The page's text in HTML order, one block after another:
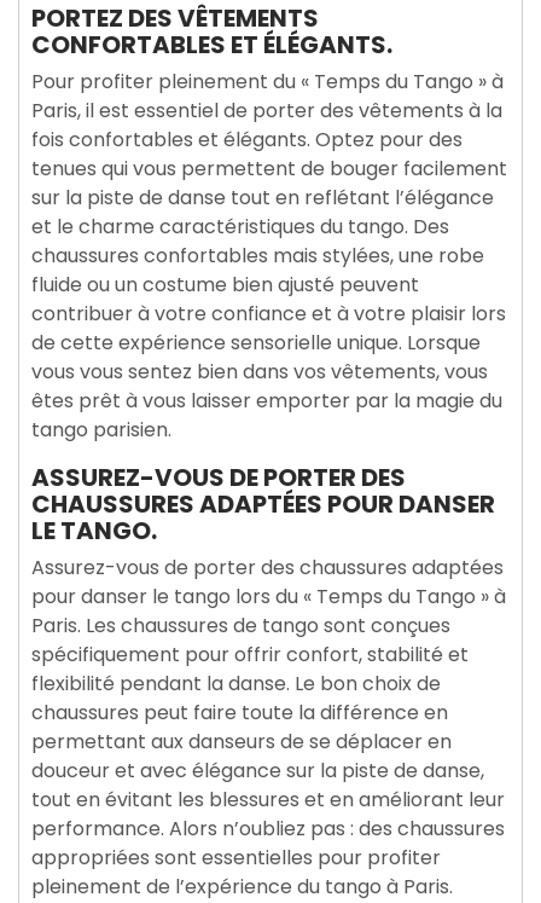
PORTEZ DES VÊTEMENTS
CONFORTABLES ET ÉLÉGANTS.
Pour profiter pleinement du « Temps du Tango » à
Paris, il est essentiel de porter des vêtements à la
fois confortables et élégants. Optez pour des
tenues qui vous permettent de bouger facilement
sur la piste de danse tout en reflétant l’élégance
et le charme caractéristiques du tango. Des
chaussures confortables mais stylées, une robe
fluide ou un costume bien ajusté peuvent
contribuer à votre confiance et à votre plaisir lors
de cette expérience sensorielle unique. Lorsque
vous vous sentez bien dans vos vêtements, vous
êtes prêt à vous laisser emporter par la magie du
tango parisien.
ASSUREZ-VOUS DE PORTER DES
CHAUSSURES ADAPTÉES POUR DANSER
LE TANGO.
Assurez-vous de porter des chaussures adaptées
pour danser le tango lors du « Temps du Tango » à
Paris. Les chaussures de tango sont conçues
spécifiquement pour offrir confort, stabilité et
flexibilité pendant la danse. Le bon choix de
chaussures peut faire toute la différence en
permettant aux danseurs de se déplacer en
douceur et avec élégance sur la piste de danse,
tout en évitant les blessures et en améliorant leur
performance. Alors n’oubliez pas : des chaussures
appropriées sont essentielles pour profiter
pleinement de l’expérience du tango à Paris.